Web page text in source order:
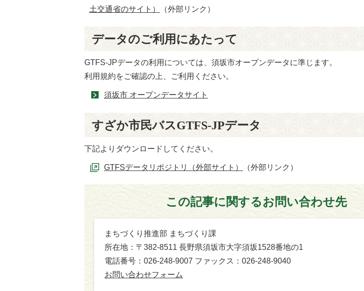
土交通省のサイト）
（外部リンク）
データのご利用にあたって
GTFS-JPデータの利用については、須坂市オープンデータに準じます。
利用規約をご確認の上、ご利用ください。
須坂市 オープンデータサイト
すざか市民バスGTFS-JPデータ
下記よりダウンロードしてください。
GTFSデータリポジトリ（外部サイト） （外部リンク）
この記事に関するお問い合わせ先
まちづくり推進部 まちづくり課
所在地：〒382-8511 長野県須坂市大字須坂1528番地の1
電話番号：026-248-9007 ファックス：026-248-9040
お問い合わせフォーム